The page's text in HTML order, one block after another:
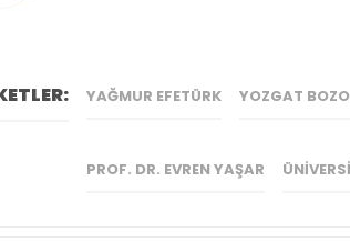
YAĞMUR EFETÜRK YOZGAT
PROF. DR. EVREN YAŞAR